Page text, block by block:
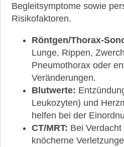
Begleitsymptome sowie
Risikofaktoren.
Röntgen/Thorax-
Lunge, Rippen,
Pneumothorax oder
Veränderungen.
Blutwerte:
Leukozyten) und
helfen bei der
CT/MRT: Bei
knöcherne